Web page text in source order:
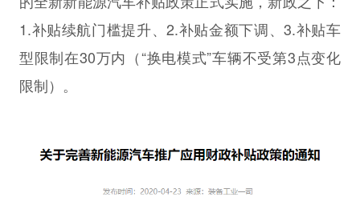
1.补贴续航门槛提升、2.补贴金额下调、3.补贴车
型限制在30万内（“换电模式”车辆不受第3点变化
限制）。